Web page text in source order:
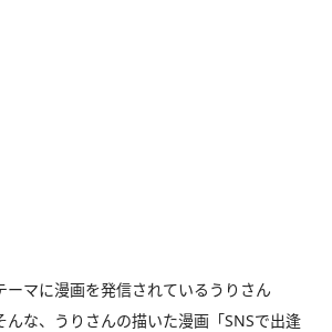
マに漫画を発信されているうりさん
んな、うりさんの描いた漫画「SNSで出逢